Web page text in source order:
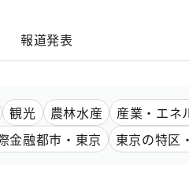
報道発表
観光 農林水産 産業・エネ
金融都市・東京 東京の特区